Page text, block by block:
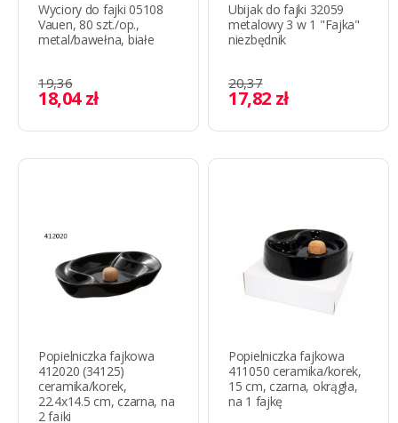
Wyciory do fajki 05108
Vauen, 80 szt./op.,
metal/bawełna, białe
19,36
18,04 zł
Ubijak do fajki 32059
metalowy 3 w 1 "Fajka"
niezbędnik
20,37
17,82 zł
Popielniczka fajkowa
412020 (34125)
ceramika/korek,
22.4x14.5 cm, czarna, na
2 fajki
Popielniczka fajkowa
411050 ceramika/korek,
15 cm, czarna, okrągła,
na 1 fajkę